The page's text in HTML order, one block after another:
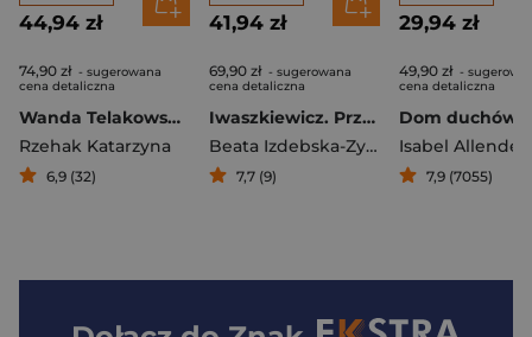
44,94 zł
74,90 zł - sugerowana
cena detaliczna
Wanda Telakowska. Piękno dla wszystkich, czyli jak powstało polskie wzornictwo powojenne
Rzehak Katarzyna
6,9 (32)
41,94 zł
69,90 zł - sugerowana
cena detaliczna
Iwaszkiewicz. Przyjaciele i wrogowie
Beata Izdebska-Zybała
7,7 (9)
29,94 zł
49,90 zł -
cena detaliczna
Dom duchów
Isabel Allende
7,9 (7055)